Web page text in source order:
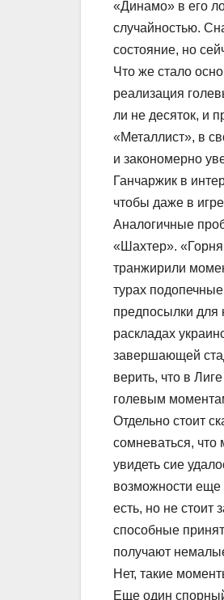
«Динамо» в его
случайностью.
состояние, но
Что же стало
реализация
ли не десяток, и
«Металлист», в
и закономерно
Ганчаржик в
чтобы даже в
Аналогичные
«Шахтер».
транжирили
турах
предпосылки для
раскладах
завершающей
верить, что в
голевым
Отдельно стоит
сомневаться, что
увидеть сие
возможности еще
есть, но не
способные
получают
Нет, такие
Еще один